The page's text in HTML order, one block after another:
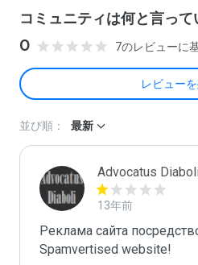
コミュニティは何と言って
0 7のレビューに
レビュー
並び順： 最新
Advocatus
13年前
Реклама сайта
Spamvertised website!